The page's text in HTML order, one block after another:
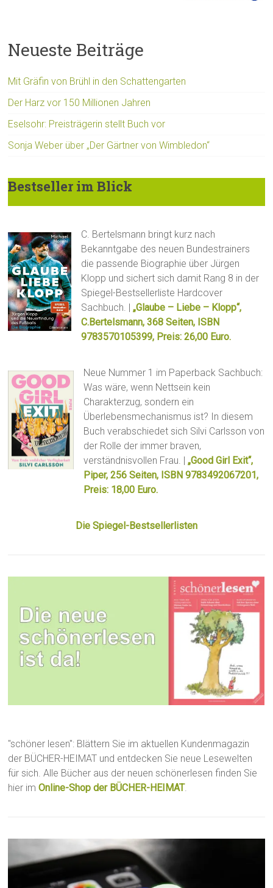
Neueste Beiträge
Mit Gräfin von Brühl in den Schattengarten
Der Harz vor 150 Millionen Jahren
Eselsohr: Preisträgerin stellt Buch vor
Sonja Weber über „Der Gärtner von Wimbledon“
Bestseller im Blick
C. Bertelsmann bringt kurz nach
Bekanntgabe des neuen Bundestrainers
die passende Biographie über Jürgen
Klopp und sichert sich damit Rang 8 in der
Spiegel-Bestsellerliste Hardcover
Sachbuch. |„Glaube – Liebe – Klopp“,
C.Bertelsmann, 368 Seiten, ISBN
9783570105399, Preis: 26,00 Euro.
Neue Nummer 1 im Paperback Sachbuch:
Was wäre, wenn Nettsein kein
Charakterzug, sondern ein
Überlebensmechanismus ist? In diesem
Buch verabschiedet sich Silvi Carlsson von
der Rolle der immer braven,
verständnisvollen Frau. |„Good Girl Exit“,
Piper, 256 Seiten, ISBN 9783492067201,
Preis: 18,00 Euro.
Die Spiegel-Bestsellerlisten
"schöner lesen": Blättern Sie im aktuellen Kundenmagazin
der BÜCHER-HEIMAT und entdecken Sie neue Lesewelten
für sich. Alle Bücher aus der neuen schönerlesen finden Sie
hier imOnline-Shop der BÜCHER-HEIMAT.